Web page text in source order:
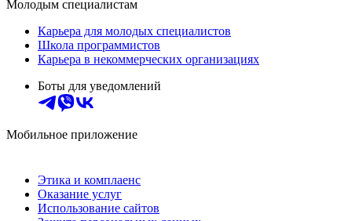
Молодым специалистам
Карьера для молодых специалистов
Школа программистов
Карьера в некоммерческих организациях
Боты для уведомлений
Мобильное приложение
Этика и комплаенс
Оказание услуг
Использование сайтов